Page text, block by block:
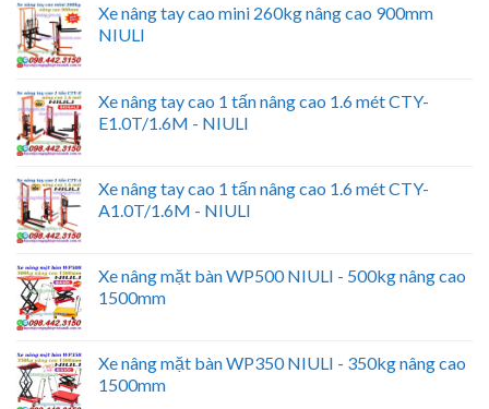
Xe nâng tay cao mini 260kg nâng cao 900mm
NIULI
Xe nâng tay cao 1 tấn nâng cao 1.6 mét CTY-
E1.0T/1.6M - NIULI
Xe nâng tay cao 1 tấn nâng cao 1.6 mét CTY-
A1.0T/1.6M - NIULI
Xe nâng mặt bàn WP500 NIULI - 500kg nâng cao
1500mm
Xe nâng mặt bàn WP350 NIULI - 350kg nâng cao
1500mm